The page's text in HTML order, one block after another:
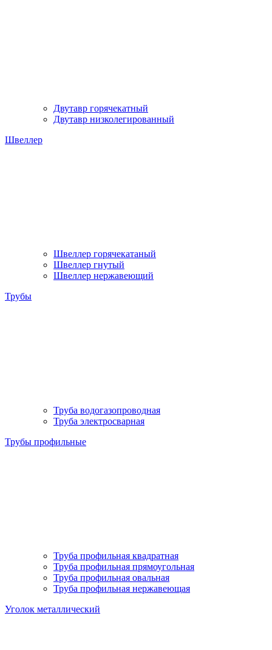
Двутавр горячекатный
Двутавр низколегированный
Швеллер
Швеллер горячекатаный
Швеллер гнутый
Швеллер нержавеющий
Трубы
Труба водогазопроводная
Труба электросварная
Трубы профильные
Труба профильная квадратная
Труба профильная прямоугольная
Труба профильная овальная
Труба профильная нержавеющая
Уголок металлический